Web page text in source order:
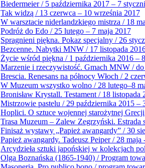
Biedermeier / 5 października 2017 – 7
Tak widzą / 13 czerwca – 10 września 2017
W warsztacie niderlandzkiego mistrza / 18
Podróż do Edo / 25 lutego – 7 maja 2017
Spragnieni piękna. Pokaz specjalny / 26
Bezcenne. Nabytki MNW / 17 listopada
Życie wśród piękna / 1 października 2016 –
Marzenie i rzeczywistość. Gmach MNW /
Brescia. Renesans na północy Włoch / 2
W Muzeum wszystko wolno / 28 lutego–8
Bronisław Krystall. Testament / 18 listopada
Mistrzowie pastelu / 29 października 2015 –
Hoplici. O sztuce wojennej starożytnej Grecji
Trasa Muzeum – Zalew Zegrzyński. Estrada
Finisaż wystawy „Papież awangardy” / 30
Papież awangardy. Tadeusz Peiper / 28
Arcydzieła sztuki japońskiej w kolekcjach
Olga Boznańska (1865-1940) / Program